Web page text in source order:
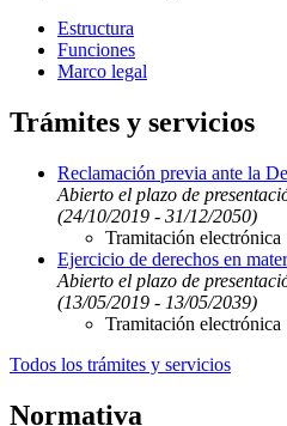
Estructura
Funciones
Marco legal
Trámites y servicios
Reclamación previa ante la
Abierto el plazo de
(24/10/2019 - 31/12/2050)
Tramitación electrónica
Ejercicio de derechos en
Abierto el plazo de
(13/05/2019 - 13/05/2039)
Tramitación electrónica
Todos los trámites y servicios
Normativa